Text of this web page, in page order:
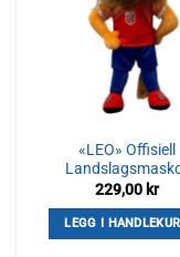
kan
velges
på
«LEO» Offisiell
229,00 kr
LEGG I